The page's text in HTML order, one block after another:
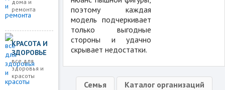
дома и
ремонта
КРАСОТА И
ЗДОРОВЬЕ
все для
здоровья и
красоты
поэтому каждая
модель подчеркивает
только выгодные
стороны и удачно
скрывает недостатки.
Семья Каталог организаций